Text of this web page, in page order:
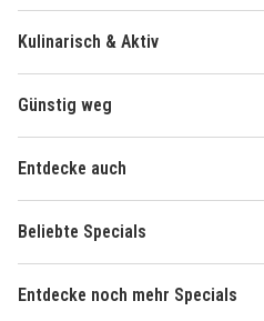
Kulinarisch & Aktiv
Günstig weg
Entdecke auch
Beliebte Specials
Entdecke noch mehr Specials